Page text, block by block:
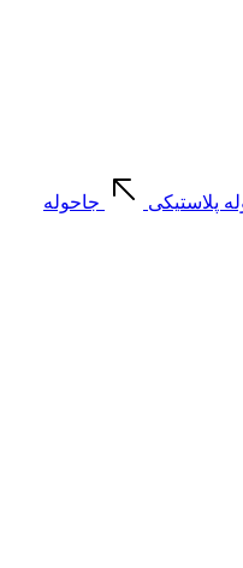
پلاستیکی جاحوله